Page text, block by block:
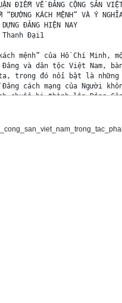
ĐIỂM VỀ ĐẢNG CỘNG SẢN
“ĐƯỜNG KÁCH MỆNH” VÀ Ý
ĐẢNG HIỆN NAY
Thanh Đại1
mệnh” của Hồ Chí
Đảng và dân tộc Việt Nam,
trong đó nổi bật là những
Đảng cách mạng của Người
chuẩn bị thành lập Đảng
Đường kách mệnh, Đảng